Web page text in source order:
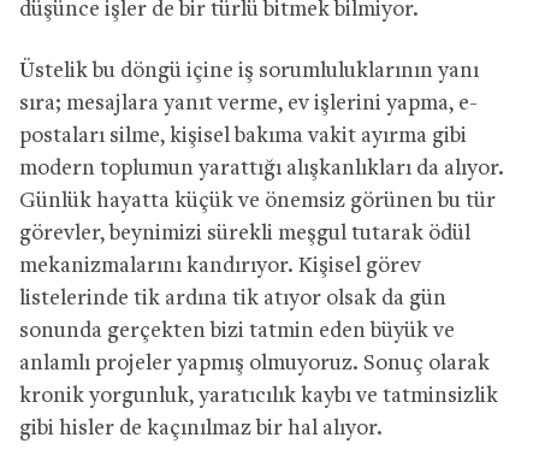
düşünce işler de bir türlü bitmek bilmiyor.
Üstelik bu döngü içine iş sorumluluklarının yanı
sıra; mesajlara yanıt verme, ev işlerini yapma, e-
postaları silme, kişisel bakıma vakit ayırma gibi
modern toplumun yarattığı alışkanlıkları da alıyor.
Günlük hayatta küçük ve önemsiz görünen bu tür
görevler, beynimizi sürekli meşgul tutarak ödül
mekanizmalarını kandırıyor. Kişisel görev
listelerinde tik ardına tik atıyor olsak da gün
sonunda gerçekten bizi tatmin eden büyük ve
anlamlı projeler yapmış olmuyoruz. Sonuç olarak
kronik yorgunluk, yaratıcılık kaybı ve tatminsizlik
gibi hisler de kaçınılmaz bir hal alıyor.